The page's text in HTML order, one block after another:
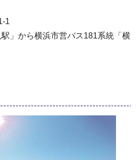
1
駅」から横浜市営バス181系統「横